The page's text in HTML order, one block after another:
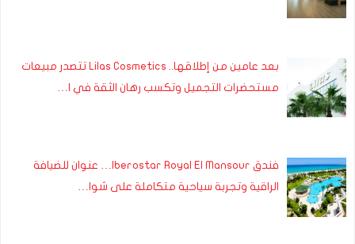
بعد عامين من إطلاقها.. Lilas Cosmetics تتصدر مبيعات
مستحضرات التجميل وتكسب رهان الثقة في ا…
فندق Iberostar Royal El Mansour… عنوان للضيافة
الراقية وتجربة سياحية متكاملة على شوا…